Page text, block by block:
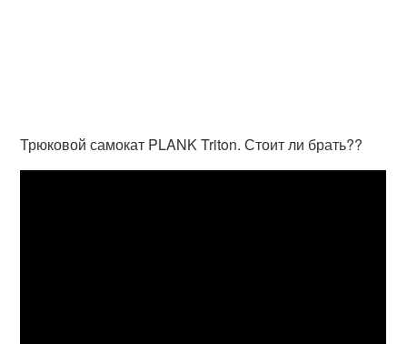
Трюковой самокат PLANK Triton. Стоит ли брать??